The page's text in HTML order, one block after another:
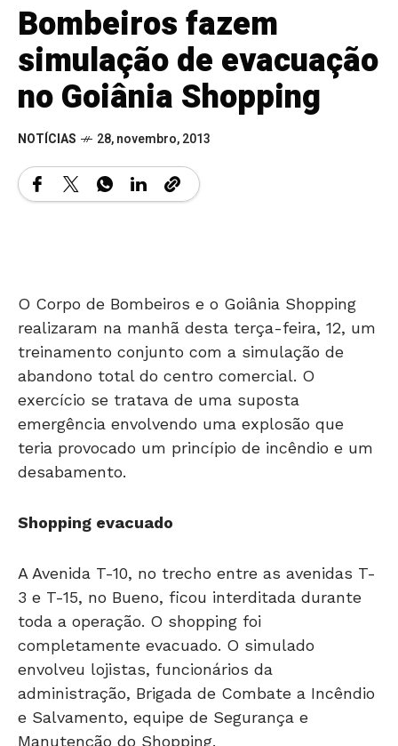
Bombeiros fazem
simulação de evacuação
no Goiânia Shopping
NOTÍCIAS 28, novembro, 2013
realizaram na manhã desta terça-feira, 12, um
treinamento conjunto com a simulação de
abandono total do centro comercial. O
exercício se tratava de uma suposta
emergência envolvendo uma explosão que
teria provocado um princípio de incêndio e um
desabamento.
3 e T-15, no Bueno, ficou interditada durante
toda a operação. O shopping foi
completamente evacuado. O simulado
envolveu lojistas, funcionários da
administração, Brigada de Combate a Incêndio
e Salvamento, equipe de Segurança e
Manutenção do Shopping.